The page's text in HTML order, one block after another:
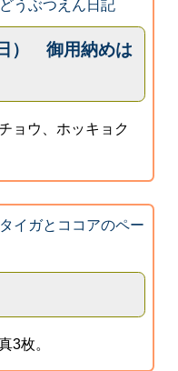
うぶつえん日記
） 御用納めは
ョウ、ホッキョク
イガとココアのペー
3枚。